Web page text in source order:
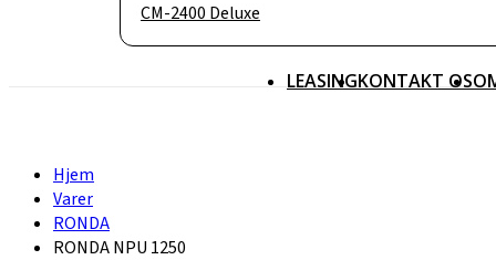
CM-2400 Deluxe
KONTAKT OS
LEASING
Hjem
Varer
RONDA
RONDA NPU 1250